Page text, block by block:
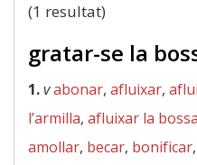
(1 resultat)
gratar-se la
1.vabonar, afluixar,
l’armilla, afluixar la bossa
amollar, becar, bonificar,